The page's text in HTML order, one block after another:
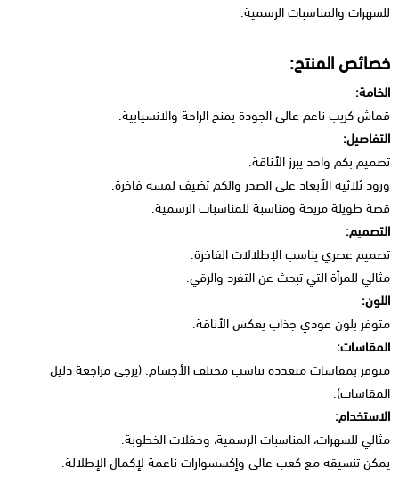
للسهرات والمناسبات الرسمية.
خصائص المنتج:
الخامة:
قماش كريب ناعم عالي الجودة يمنح الراحة والانسيابية.
التفاصيل:
تصميم بكم واحد يبرز الأناقة.
ورود ثلاثية الأبعاد على الصدر والكم تضيف لمسة فاخرة.
قصة طويلة مريحة ومناسبة للمناسبات الرسمية.
التصميم:
تصميم عصري يناسب الإطلالات الفاخرة.
مثالي للمرأة التي تبحث عن التفرد والرقي.
اللون:
متوفر بلون عودي جذاب يعكس الأناقة.
المقاسات:
متوفر بمقاسات متعددة تناسب مختلف الأجسام. (يرجى مراجعة دليل
المقاسات).
الاستخدام:
مثالي للسهرات، المناسبات الرسمية، وحفلات الخطوبة.
يمكن تنسيقه مع كعب عالي وإكسسوارات ناعمة لإكمال الإطلالة.